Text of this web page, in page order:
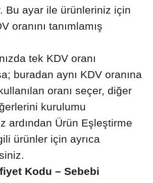
Bu ayar ile ürünleriniz için
oranını tanımlamış
tek KDV oranı
buradan aynı KDV oranına
oranı seçer, diğer
kurulumu
ardından Ürün Eşleştirme
ürünler için ayrıca
Kodu – Sebebi